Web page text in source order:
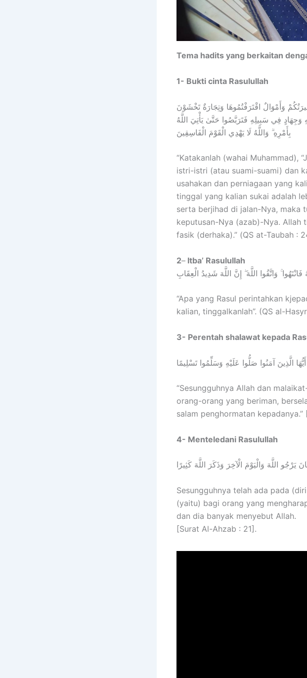
Tema hadits yang berkaitan
1- Bukti cinta Rasulullah
وَأَمْوَالٌ اقْتَرَفْتُمُوهَا وَتِجَارَةٌ تَخْشَوْنَ
فِي سَبِيلِهِ فَتَرَبَّصُوا حَتَّىٰ يَأْتِيَ اللَّهُ
بِأَمْرِهِ ۗ وَاللَّهُ لَا يَهْدِي الْقَوْمَ الْفَاسِقِينَ
“Katakanlah (wahai Muhammad),
istri-istri (atau suami-suami) dan
usahakan dan perniagaan yang
tinggal yang kalian sukai adalah
serta berjihad di jalan-Nya, maka
keputusan-Nya (azab)-Nya. Allah
fasik (derhaka).” (QS at-Taubah :
2– Itba’ Rasulullah
وَاتَّقُوا اللَّهَ ۖ إِنَّ اللَّهَ شَدِيدُ الْعِقَابِ
“Apa yang Rasul perintahkan
kalian, tinggalkanlah”. (QS al-
3- Perentah shalawat kepada
الَّذِينَ آمَنُوا صَلُّوا عَلَيْهِ وَسَلِّمُوا تَسْلِيمًا
“Sesungguhnya Allah dan
orang-orang yang beriman,
salam penghormatan
4- Menteledani Rasulullah
اللَّهَ وَالْيَوْمَ الْآخِرَ وَذَكَرَ اللَّهَ كَثِيرًا
Sesungguhnya telah ada pada
(yaitu) bagi orang yang
dan dia banyak menyebut Allah.
[Surat Al-Ahzab : 21].